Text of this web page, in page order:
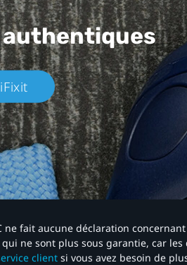
authentiques​
fait aucune déclaration
ne sont plus sous garantie, car les
client si vous avez besoin de